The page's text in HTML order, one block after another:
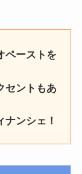
ペーストを
セントもあ
ンシェ！